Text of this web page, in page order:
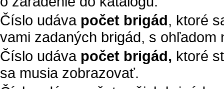
Číslo udáva počet brigád, ktoré
vami zadaných brigád, s ohľadom
Číslo udáva počet brigád, ktoré
sa musia zobrazovať.